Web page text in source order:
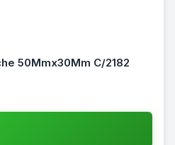
50Mmx30Mm C/2182